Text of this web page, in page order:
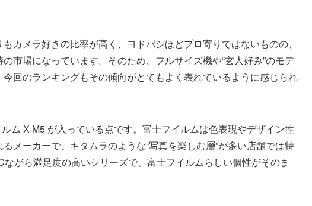
カメラ好きの比率が高く、ヨドバシほどプロ寄りではないものの、
市場になっています。そのため、フルサイズ機や“玄人好み”のモデ
回のランキングもその傾向がとてもよく表れているように感じられ
ム X-M5 が入っている点です。富士フイルムは色表現やデザイン性
メーカーで、キタムラのような“写真を楽しむ層”が多い店舗では特
がら満足度の高いシリーズで、富士フイルムらしい個性がそのま